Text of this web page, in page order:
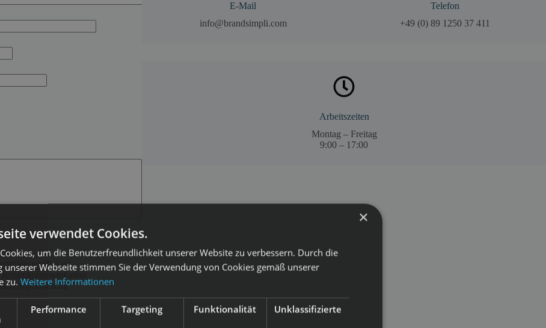
(Paket)
Krisenkommunikation
E-Mail
info@brandsimpli.com
Telefon
+49 (0) 89 1250 37 411
Arbeitszeiten
Montag – Freitag
9:00 – 17:00
×
verwendet Cookies.
um die Benutzerfreundlichkeit unserer Website zu verbessern. Durch die
unserer Webseite stimmen Sie der Verwendung von Cookies gemäß unserer
zu. Weitere Informationen
Performance Targeting Funktionalität Unklassifizierte